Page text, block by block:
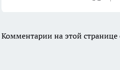
Комментарии на этой